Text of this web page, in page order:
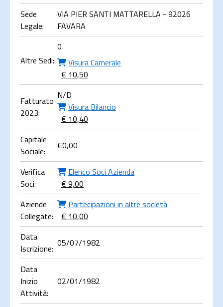
Sede
Legale:
VIA PIER SANTI MATTARELLA - 92026
FAVARA
Altre Sedi:
0
Visura Camerale
€ 10,50
Fatturato
2023:
N/D
Visura Bilancio
€ 10,40
Capitale
Sociale:
€0,00
Verifica
Soci:
Elenco Soci Azienda
€ 9,00
Aziende
Collegate:
Partecipazioni in altre società
€ 10,00
Data
Iscrizione: 05/07/1982
Data
Inizio
Attività:
02/01/1982